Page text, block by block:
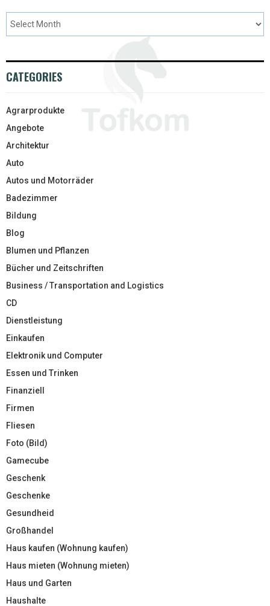
CATEGORIES
Agrarprodukte
Angebote
Architektur
Auto
Autos und Motorräder
Badezimmer
Bildung
Blog
Blumen und Pflanzen
Bücher und Zeitschriften
Business / Transportation and Logistics
CD
Dienstleistung
Einkaufen
Elektronik und Computer
Essen und Trinken
Finanziell
Firmen
Fliesen
Foto (Bild)
Gamecube
Geschenk
Geschenke
Gesundheid
Großhandel
Haus kaufen (Wohnung kaufen)
Haus mieten (Wohnung mieten)
Haus und Garten
Haushalte